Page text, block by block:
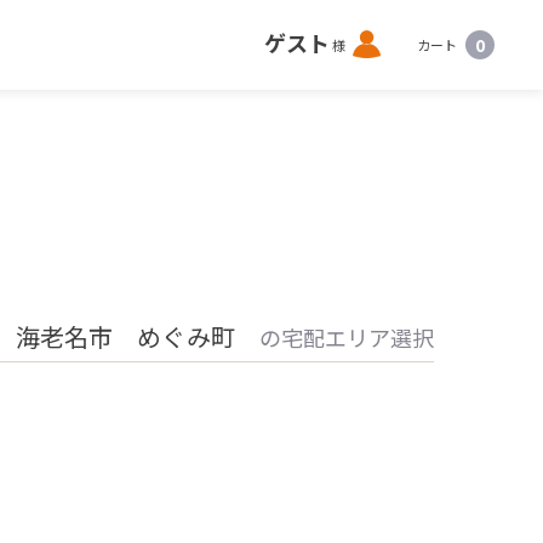
ゲスト 様 ロ
グ
カート 0
海老名市 めぐみ町 の宅配エリア選択